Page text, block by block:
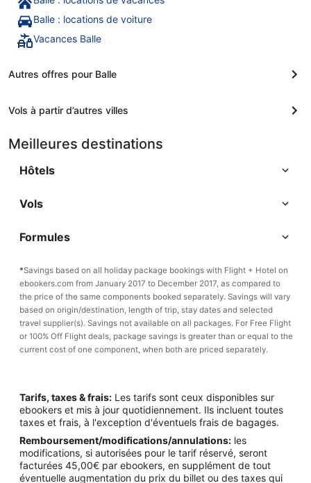
Balle : locations de voiture
Vacances Balle
Autres offres pour Balle
Vols à partir d’autres villes
Meilleures destinations
Hôtels
Vols
Formules
*Savings based on all holiday package bookings with Flight + Hotel on
ebookers.com from January 2017 to December 2017, as compared to
the price of the same components booked separately. Savings will vary
based on origin/destination, length of trip, stay dates and selected
travel supplier(s). Savings not available on all packages. For Free Flight
or 100% Off Flight deals, package savings is greater than or equal to the
current cost of one component, when both are priced separately.
Tarifs, taxes & frais: Les tarifs sont ceux disponibles sur
ebookers et mis à jour quotidiennement. Ils incluent toutes
taxes et frais, à l'exception d'éventuels frais de bagages.
Remboursement/modifications/annulations: les
modifications, si autorisées pour le tarif réservé, seront
facturées 45,00€ par ebookers, en supplément de tout
éventuelle augmentation du prix du billet ou des taxes qui